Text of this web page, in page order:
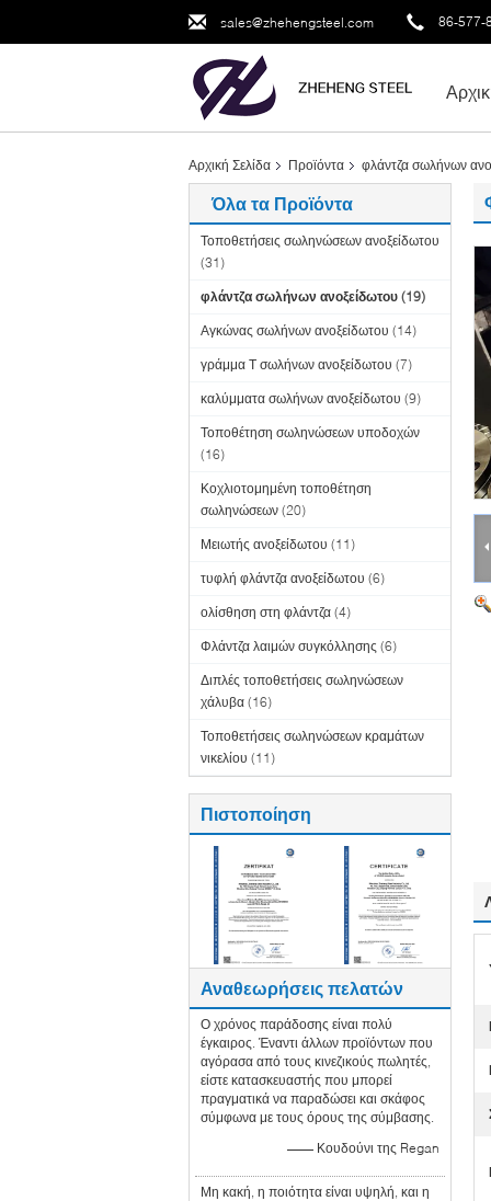
sales@zhehengsteel.com 86-577-
Αρχική Σελίδα Προϊόντα φλάντζα σωλήνων
Όλα τα Προϊόντα
Τοποθετήσεις σωληνώσεων ανοξείδωτου
(31)
φλάντζα σωλήνων ανοξείδωτου (19)
Αγκώνας σωλήνων ανοξείδωτου (14)
γράμμα Τ σωλήνων ανοξείδωτου (7)
καλύμματα σωλήνων ανοξείδωτου (9)
Τοποθέτηση σωληνώσεων υποδοχών
(16)
Κοχλιοτομημένη τοποθέτηση
σωληνώσεων (20)
Μειωτής ανοξείδωτου (11)
τυφλή φλάντζα ανοξείδωτου (6)
ολίσθηση στη φλάντζα (4)
Φλάντζα λαιμών συγκόλλησης (6)
Διπλές τοποθετήσεις σωληνώσεων
χάλυβα (16)
Τοποθετήσεις σωληνώσεων κραμάτων
νικελίου (11)
Πιστοποίηση
Αναθεωρήσεις πελατών
Ο χρόνος παράδοσης είναι πολύ
έγκαιρος. Έναντι άλλων προϊόντων που
αγόρασα από τους κινεζικούς πωλητές,
είστε κατασκευαστής που μπορεί
πραγματικά να παραδώσει και σκάφος
σύμφωνα με τους όρους της σύμβασης.
—— Κουδούνι της Regan
Μη κακή, η ποιότητα είναι υψηλή, και η